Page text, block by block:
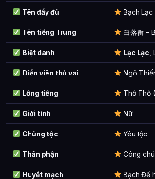
Tên đầy đủ Bạch Lạc
Tên tiếng Trung 白落衡 –
Biệt danh Lạc Lạc
Diễn viên thủ vai Ngô
Lồng tiếng Thố Thố
Giới tính Nữ
Chủng tộc Yêu tộc
Thân phận Công
Huyết mạch Bạch Đế